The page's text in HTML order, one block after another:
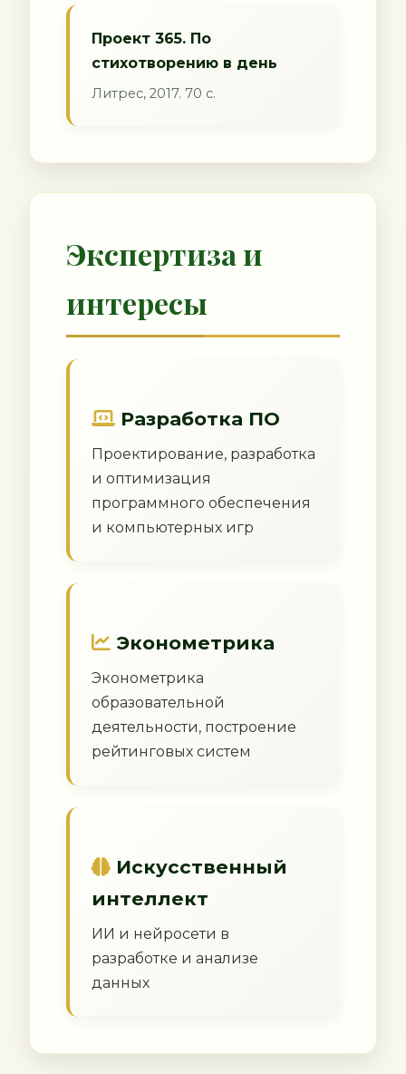
Проект 365. По
стихотворению в день
Литрес, 2017. 70 с.
Экспертиза и
интересы
Разработка ПО
Проектирование, разработка
и оптимизация
программного обеспечения
и компьютерных игр
Эконометрика
Эконометрика
образовательной
деятельности, построение
рейтинговых систем
Искусственный
интеллект
ИИ и нейросети в
разработке и анализе
данных